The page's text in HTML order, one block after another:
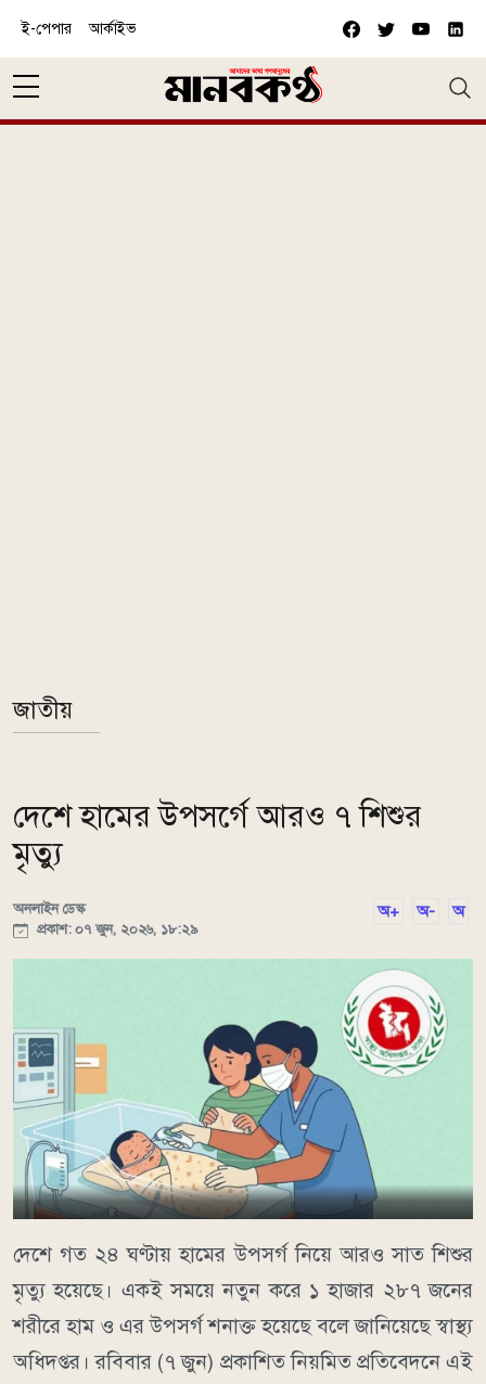
ই-পেপার আর্কাইভ
জাতীয়
দেশে হামের উপসর্গে আরও ৭ শিশুর
মৃত্যু
অনলাইন ডেস্ক
প্রকাশ: ০৭ জুন, ২০২৬, ১৮:২৯
অ+ অ- অ
দেশে গত ২৪ ঘণ্টায় হামের উপসর্গ নিয়ে আরও সাত শিশুর
মৃত্যু হয়েছে। একই সময়ে নতুন করে ১ হাজার ২৮৭ জনের
শরীরে হাম ও এর উপসর্গ শনাক্ত হয়েছে বলে জানিয়েছে স্বাস্থ্য
অধিদপ্তর। রবিবার (৭ জুন) প্রকাশিত নিয়মিত প্রতিবেদনে এই